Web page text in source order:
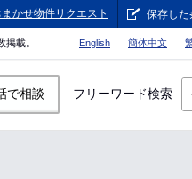
まかせ物件リクエスト 保存した
載。 English 簡体中文
で相談 フリーワード検索